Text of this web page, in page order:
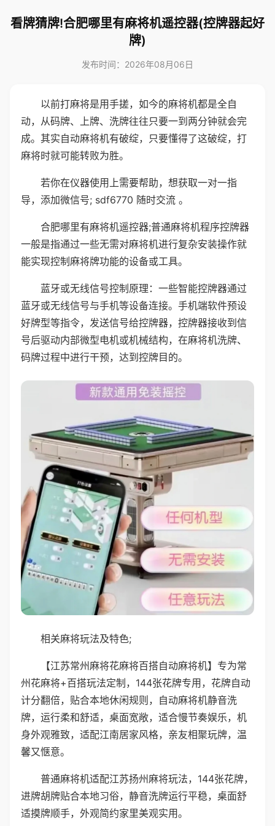
看牌猜牌!合肥哪里有麻将机遥控器(控牌器起好
牌)
发布时间：2026年08月06日
以前打麻将是用手搓，如今的麻将机都是全自
动，从码牌、上牌、洗牌往往只要一到两分钟就会完
成。其实自动麻将机有破绽，只要懂得了这破绽，打
麻将时就可能转败为胜。
若你在仪器使用上需要帮助，想获取一对一指
导，添加微信号; sdf6770 随时交流 。
合肥哪里有麻将机遥控器;普通麻将机程序控牌器
一般是指通过一些无需对麻将机进行复杂安装操作就
能实现控制麻将牌功能的设备或工具。
蓝牙或无线信号控制原理：一些智能控牌器通过
蓝牙或无线信号与手机等设备连接。手机端软件预设
好牌型等指令，发送信号给控牌器，控牌器接收到信
号后驱动内部微型电机或机械结构，在麻将机洗牌、
码牌过程中进行干预，达到控牌目的。
相关麻将玩法及特色;
【江苏常州麻将花麻将百搭自动麻将机】专为常
州花麻将+百搭玩法定制，144张花牌专用，花牌自动
计分翻倍，贴合本地休闲规则，自动麻将机静音洗
牌，运行柔和舒适，桌面宽敞，适合慢节奏娱乐，机
身外观雅致，适配江南居家风格，亲友相聚玩牌，温
馨又惬意。
普通麻将机适配江苏扬州麻将玩法，144张花牌，
进牌胡牌贴合本地习俗，静音洗牌运行平稳，桌面舒
适摸牌顺手，外观简约家里美观实用。